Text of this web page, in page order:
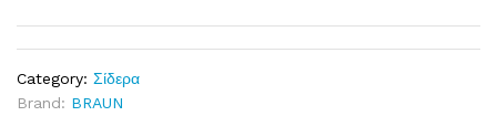
Category: Σίδερα
Brand: BRAUN